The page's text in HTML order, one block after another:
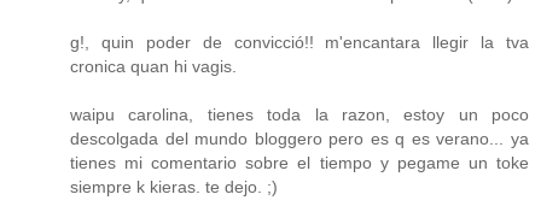
g!, quin poder de convicció!! m'encantara llegir la tva
cronica quan hi vagis.
waipu carolina, tienes toda la razon, estoy un poco
descolgada del mundo bloggero pero es q es verano... ya
tienes mi comentario sobre el tiempo y pegame un toke
siempre k kieras. te dejo. ;)